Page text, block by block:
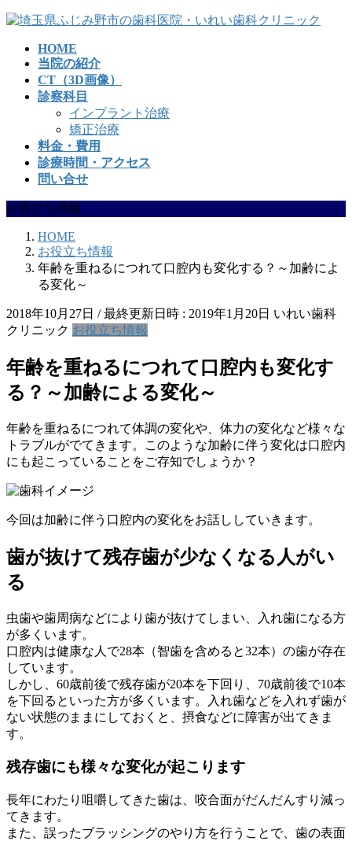
コ
ナ
HOME
当院の紹介
CT（3D画像）
診察科目
インプラント治療
矯正治療
料金・費用
診療時間・アクセス
問い合せ
お役立ち情報
HOME
お役立ち情報
年齢を重ねるにつれて口腔内も変化する？～加齢によ
る変化～
2018年10月27日 / 最終更新日時 : 2019年1月20日 いれい歯科
クリニック お役立ち情報
年齢を重ねるにつれて口腔内も変化す
る？～加齢による変化～
年齢を重ねるにつれて体調の変化や、体力の変化など様々な
トラブルがでてきます。このような加齢に伴う変化は口腔内
にも起こっていることをご存知でしょうか？
今回は加齢に伴う口腔内の変化をお話ししていきます。
歯が抜けて残存歯が少なくなる人がい
る
虫歯や歯周病などにより歯が抜けてしまい、入れ歯になる方
が多くいます。
口腔内は健康な人で28本（智歯を含めると32本）の歯が存在
しています。
しかし、60歳前後で残存歯が20本を下回り、70歳前後で10本
を下回るといった方が多くいます。入れ歯などを入れず歯が
ない状態のままにしておくと、摂食などに障害が出てきま
す。
残存歯にも様々な変化が起こります
長年にわたり咀嚼してきた歯は、咬合面がだんだんすり減っ
てきます。
また、誤ったブラッシングのやり方を行うことで、歯の表面